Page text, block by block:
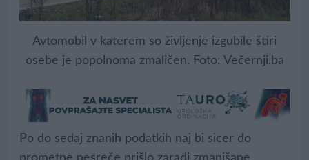
Avtomobil v katerem so življenje izgubile štiri
osebe je popolnoma zmaličen. Foto: Večernji.ba
Po do sedaj znanih podatkih naj bi sicer do